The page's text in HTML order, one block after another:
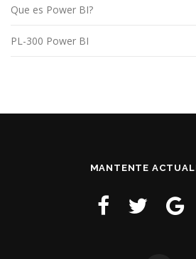
Que es Power BI?
PL-300 Power BI
MANTENTE